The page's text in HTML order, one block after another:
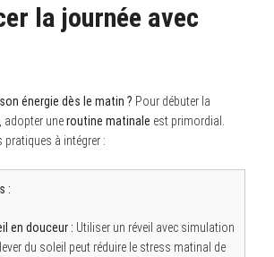
la journée avec
énergie dès le matin ? Pour débuter la
adopter uneroutine matinale est primordial.
pratiques à intégrer :
:
en douceur : Utiliser un réveil avec simulation
du soleil peut réduire le stress matinal de